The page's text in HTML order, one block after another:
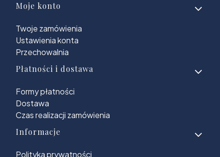
Moje konto
Twoje zamówienia
Ustawienia konta
Przechowalnia
Płatności i dostawa
Formy płatności
Dostawa
Czas realizacji zamówienia
Informacje
Polityka prywatności